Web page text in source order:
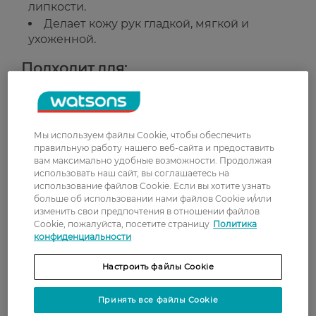
липкости.
Делает кожу рук гладкой, мягкой и
ухоженной.
Подходит для:
Ежедневного ухода за кожей рук.
Всех типов кожи, особенно сухой и
Страна-производитель:Украина
Рейтинг и отзывы
5
З 1 відгуків
Мы используем файлы Cookie, чтобы обеспечить
правильную работу нашего веб-сайта и предоставить
вам максимально удобные возможности. Продолжая
использовать наш сайт, вы соглашаетесь на
использование файлов Cookie. Если вы хотите узнать
больше об использовании нами файлов Cookie и/или
изменить свои предпочтения в отношении файлов
Cookie, пожалуйста, посетите страницу Политика
конфиденциальности
Настроить файлы Cookie
Принять все файлы Cookie